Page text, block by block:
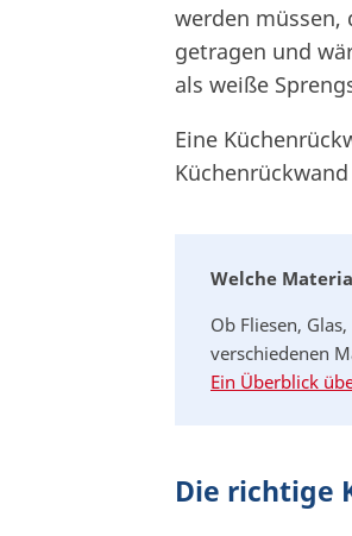
werden müssen,
getragen und
als weiße
Eine
Welche
Ob Fliesen,
verschiedenen
Ein Überblick
Die richtige